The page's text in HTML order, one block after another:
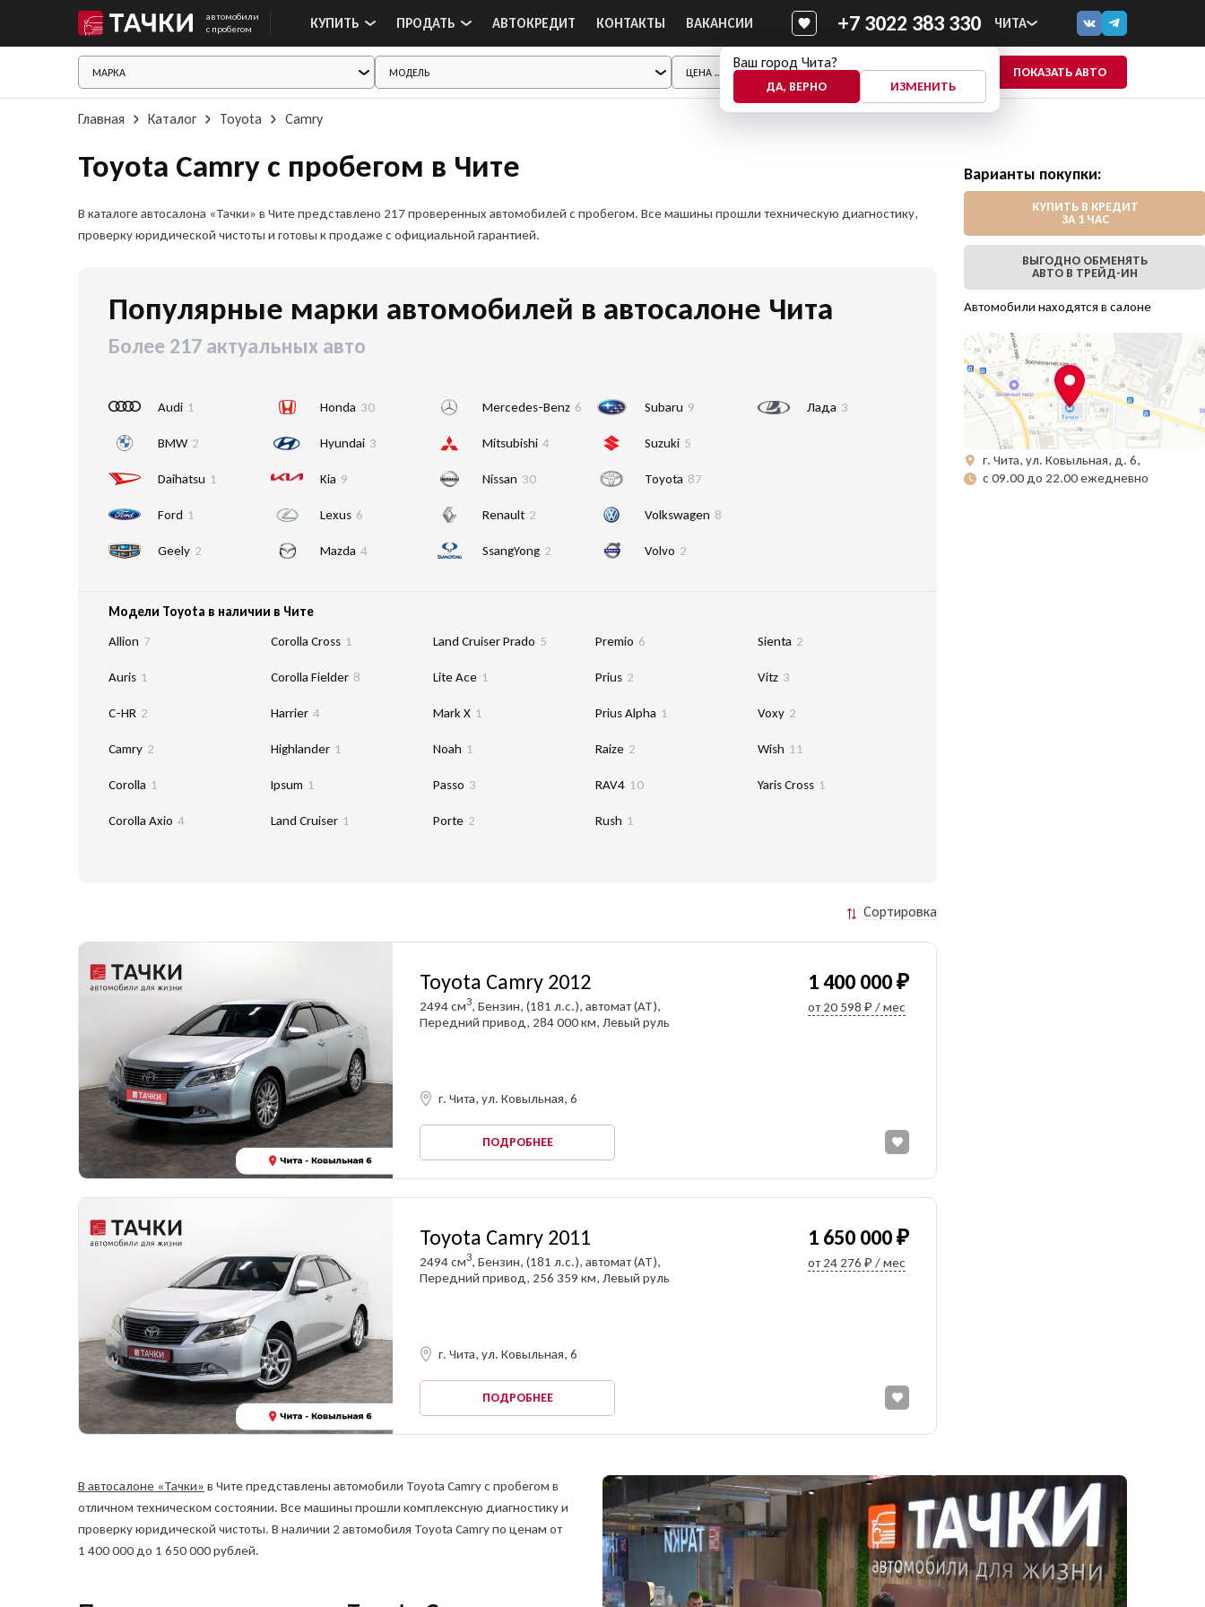
автомобили
с пробегом
КУПИТЬ ПРОДАТЬ АВТОКРЕДИТ КОНТАКТЫ ВАКАНСИИ +7 3022 383 330 ЧИТА
Ваш город Чита?
ДА, ВЕРНО ИЗМЕНИТЬ
ЕЩЕ ПОКАЗАТЬ АВТО
Главная Каталог Toyota Camry
Toyota Camry с пробегом в Чите
В каталоге автосалона «Тачки» в Чите представлено 217 проверенных автомобилей с пробегом. Все машины прошли техническую диагностику,
проверку юридической чистоты и готовы к продаже с официальной гарантией.
Популярные марки автомобилей в автосалоне Чита
Более 217 актуальных авто
Audi 1
BMW 2
Daihatsu 1
Ford 1
Geely 2
Honda 30
Hyundai 3
Kia 9
Lexus 6
Mazda 4
Mercedes-Benz 6
Mitsubishi 4
Nissan 30
Renault 2
SsangYong 2
Subaru 9
Suzuki 5
Toyota 87
Volkswagen 8
Volvo 2
Лада 3
Модели Toyota в наличии в Чите
Allion 7
Auris 1
C-HR 2
Camry 2
Corolla 1
Corolla Axio 4
Corolla Cross 1
Corolla Fielder 8
Harrier 4
Highlander 1
Ipsum 1
Land Cruiser 1
Land Cruiser Prado 5
Lite Ace 1
Mark X 1
Noah 1
Passo 3
Porte 2
Premio 6
Prius 2
Prius Alpha 1
Raize 2
RAV4 10
Rush 1
Sienta 2
Vitz 3
Voxy 2
Wish 11
Yaris Cross 1
Сортировка
1 400 000 ₽
от 20 598 ₽ / мес
Toyota Camry 2012
2494 см3, Бензин, (181 л.с.), автомат (AT),
Передний привод, 284 000 км, Левый руль
г. Чита, ул. Ковыльная, 6
ПОДРОБНЕЕ
1 650 000 ₽
от 24 276 ₽ / мес
Toyota Camry 2011
2494 см3, Бензин, (181 л.с.), автомат (AT),
Передний привод, 256 359 км, Левый руль
г. Чита, ул. Ковыльная, 6
ПОДРОБНЕЕ
Варианты покупки:
КУПИТЬ В КРЕДИТ
ЗА 1 ЧАС
ВЫГОДНО ОБМЕНЯТЬ
АВТО В ТРЕЙД-ИН
Автомобили находятся в салоне
г. Чита, ул. Ковыльная, д. 6,
с 09.00 до 22.00 ежедневно
В автосалоне «Тачки» в Чите представлены автомобили Toyota Camry с пробегом в
отличном техническом состоянии. Все машины прошли комплексную диагностику и
проверку юридической чистоты. В наличии 2 автомобиля Toyota Camry по ценам от
1 400 000 до 1 650 000 рублей.
Куда отправить отчет?
Оставить заявку на продажу
автомобиля
без посещения офиса!